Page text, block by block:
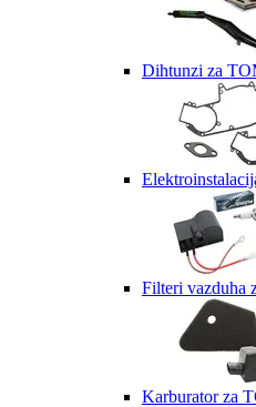
Dihtunzi za
Filteri vazduha
Karburator za